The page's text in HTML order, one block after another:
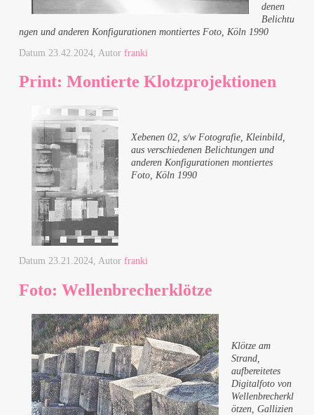
denen
Belichtu
ngen und anderen Konfigurationen montiertes Foto, Köln 1990
Datum 23.42.2024 , Autorfranki
Print: Montierte Klotzprojektionen
Xebenen 02, s/w Fotografie, Kleinbild,
aus verschiedenen Belichtungen und
anderen Konfigurationen montiertes
Foto, Köln 1990
Datum23.21.2024, Autorfranki
Foto: Wellenbrecherklötze
Klötze am
Strand,
aufbereitetes
Digitalfoto von
Wellenbrecherkl
ötzen, Gallizien